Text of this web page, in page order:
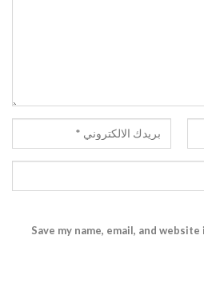
Save my name, email, and